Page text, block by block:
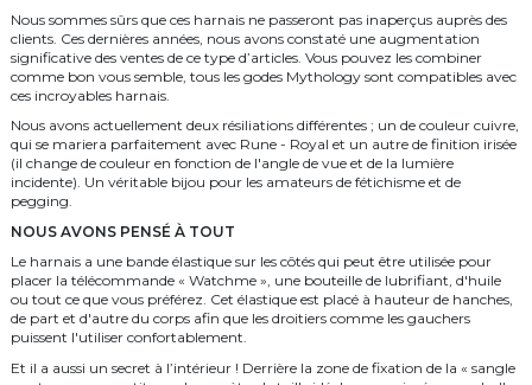
Nous sommes sûrs que ces harnais ne passeront pas inaperçus auprès des
clients. Ces dernières années, nous avons constaté une augmentation
significative des ventes de ce type d’articles. Vous pouvez les combiner
comme bon vous semble, tous les godes Mythology sont compatibles avec
ces incroyables harnais.
Nous avons actuellement deux résiliations différentes ; un de couleur cuivre,
qui se mariera parfaitement avec Rune - Royal et un autre de finition irisée
(il change de couleur en fonction de l'angle de vue et de la lumière
incidente). Un véritable bijou pour les amateurs de fétichisme et de
pegging.
NOUS AVONS PENSÉ À TOUT
Le harnais a une bande élastique sur les côtés qui peut être utilisée pour
placer la télécommande « Watchme », une bouteille de lubrifiant, d'huile
ou tout ce que vous préférez. Cet élastique est placé à hauteur de hanches,
de part et d'autre du corps afin que les droitiers comme les gauchers
puissent l'utiliser confortablement.
Et il a aussi un secret à l’intérieur ! Derrière la zone de fixation de la « sangle